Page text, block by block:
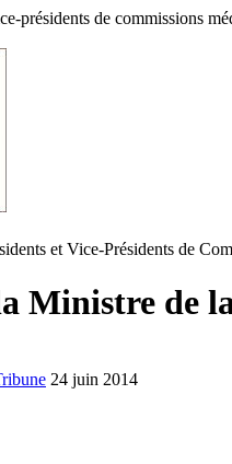
présidents de commissions
et Vice-Présidents de
Ministre de
24 juin 2014